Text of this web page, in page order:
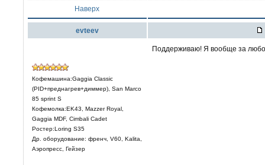
Наверх
evteev
Кофемашина:Gaggia Classic
(PID+преднагрев+диммер), San Marco
85 sprint S
Кофемолка:EK43, Mazzer Royal,
Gaggia MDF, Cimbali Cadet
Ростер:Loring S35
Др. оборудование: френч, V60, Kalita,
Аэропресс, Гейзер
Поддерживаю! Я вообще за